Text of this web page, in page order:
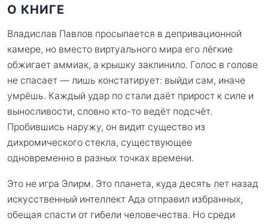
О КНИГЕ
Владислав Павлов просыпается в депривационной
камере, но вместо виртуального мира его лёгкие
обжигает аммиак, а крышку заклинило. Голос в голове
не спасает — лишь констатирует: выйди сам, иначе
умрёшь. Каждый удар по стали даёт прирост к силе и
выносливости, словно кто-то ведёт подсчёт.
Пробившись наружу, он видит существо из
дихромического стекла, существующее
одновременно в разных точках времени.
Это не игра Элирм. Это планета, куда десять лет назад
искусственный интеллект Ада отправил избранных,
обещая спасти от гибели человечества. Но среди